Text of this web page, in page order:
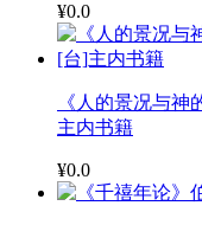
¥0.0
《人的景况与
主内书籍
¥0.0